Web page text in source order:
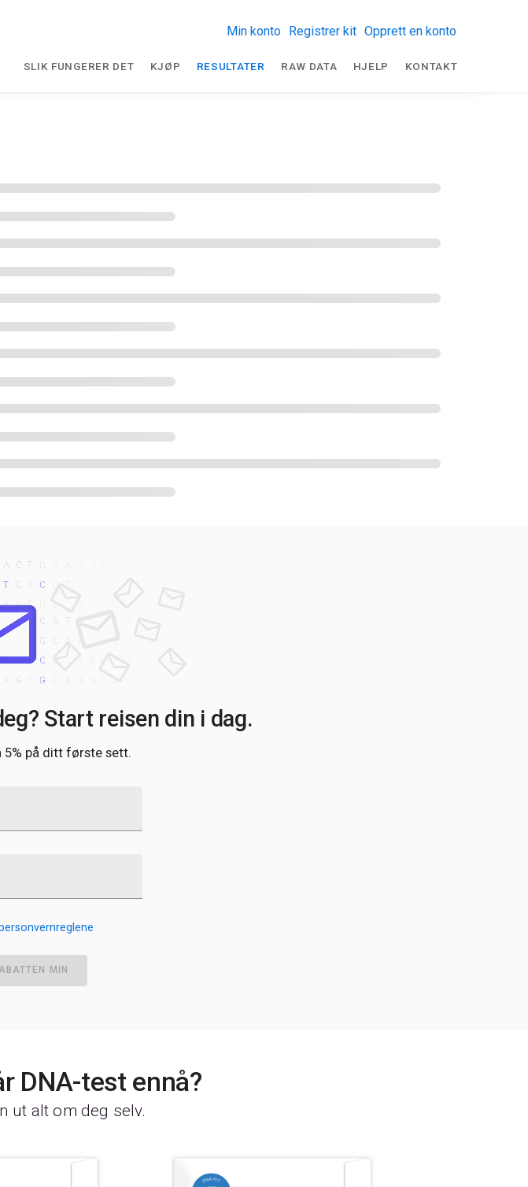
Min konto Registrer kit Opprett en konto
SLIK FUNGERER DET KJØP RESULTATER RAW DATA HJELP KONTAKT
Start reisen din i dag.
5% på ditt første sett.
MIN
DNA-test ennå?
ut alt om deg selv.